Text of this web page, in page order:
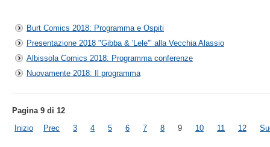
Burt Comics 2018: Programma e Ospiti
Presentazione 2018 "Gibba & 'Lele'" alla Vecchia Alassio
Albissola Comics 2018: Programma conferenze
Nuovamente 2018: Il programma
Pagina 9 di 12
Inizio
Prec 3 4 5 6 7 8 9 10 11 12